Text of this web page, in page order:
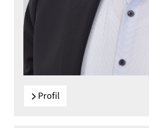
Profil